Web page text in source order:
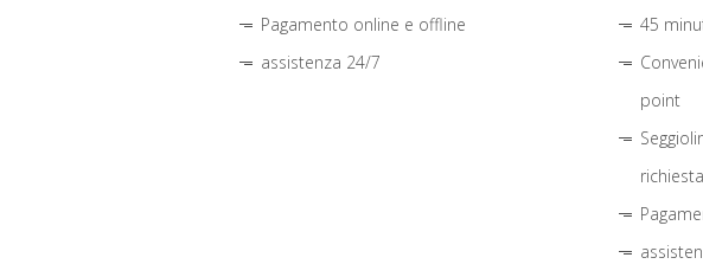
Pagamento online e offline
assistenza 24/7
45
point
richiesta